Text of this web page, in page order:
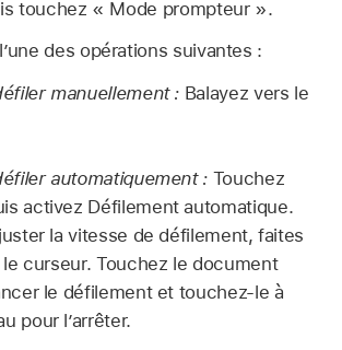
touchez « Mode prompteur ».
des opérations suivantes :
manuellement : Balayez vers le
automatiquement : Touchez
activez Défilement automatique.
la vitesse de défilement, faites
le curseur. Touchez le document
le défilement et touchez-le à
pour l’arrêter.